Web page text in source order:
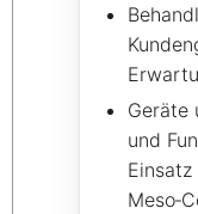
Geräte
und